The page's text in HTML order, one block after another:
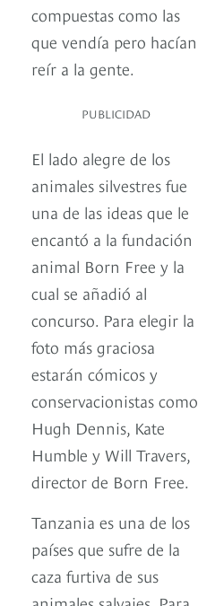
compuestas como las
que vendía pero hacían
reír a la gente.
PUBLICIDAD
El lado alegre de los
animales silvestres fue
una de las ideas que le
encantó a la fundación
animal Born Free y la
cual se añadió al
concurso. Para elegir la
foto más graciosa
estarán cómicos y
conservacionistas como
Hugh Dennis, Kate
Humble y Will Travers,
director de Born Free.
Tanzania es una de los
países que sufre de la
caza furtiva de sus